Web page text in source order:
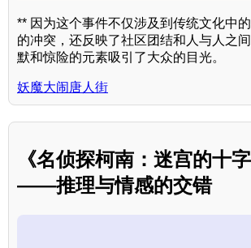
** 因为这个事件不仅涉及到传统文化中
的冲突，还反映了社区团结和人与人之
默和惊险的元素吸引了大众的目光。
妖魔大闹唐人街
《名侦探柯南：迷宫的十字
——推理与情感的交错